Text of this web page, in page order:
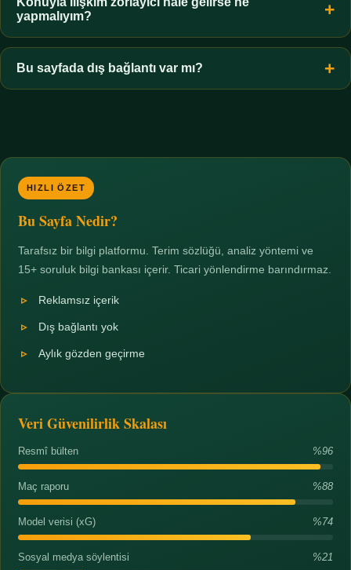
zorunluluktur.
yapmalıyım?
Zaman sınırı koyun, harcadığınız süreyi ölçün ve gerekirse
profesyonel destek alın. Türkiye'de ücretsiz danışma hatları
mevcuttur; yardım istemek güçlü bir adımdır.
Bu sayfada dış bağlantı var mı?
HIZLI ÖZET
Bu Sayfa Nedir?
Tarafsız bir bilgi platformu. Terim sözlüğü, analiz yöntemi ve
15+ soruluk bilgi bankası içerir. Ticari yönlendirme barındırmaz.
Reklamsız içerik
Dış bağlantı yok
Aylık gözden geçirme
Veri Güvenilirlik Skalası
Resmî bülten %96
Maç raporu %88
Model verisi (xG) %74
Sosyal medya söylentisi %21